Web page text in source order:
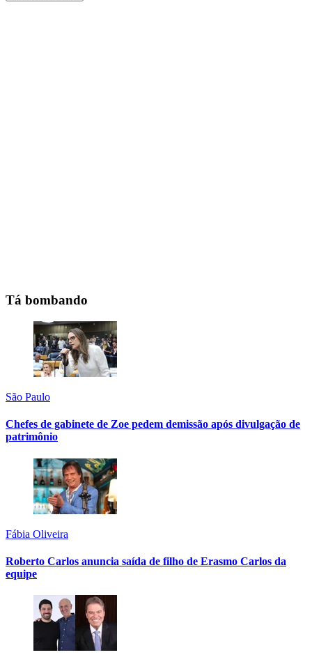
Tá bombando
São Paulo
Chefes de gabinete de Zoe pedem demissão após divulgação de
patrimônio
Fábia Oliveira
Roberto Carlos anuncia saída de filho de Erasmo Carlos da
equipe